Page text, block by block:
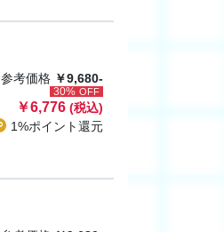
参考価格 ￥9,680-
30% OFF
￥6,776 (税込)
1%ポイント還元